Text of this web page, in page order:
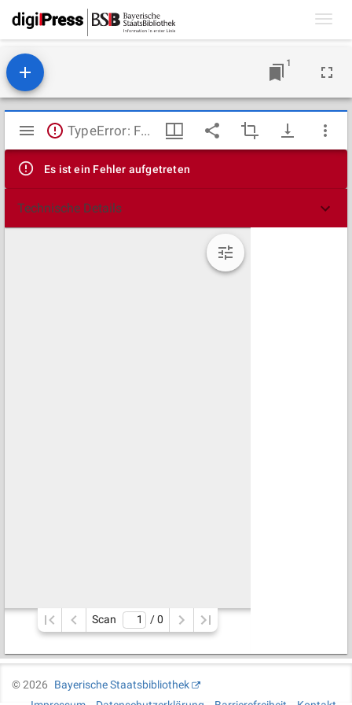
1
Mirador
Viewer
TypeError: Failed to fetch
Es ist ein Fehler aufgetreten
Technische Details
Scan / 0
©2026
Bayerische Staatsbibliothek